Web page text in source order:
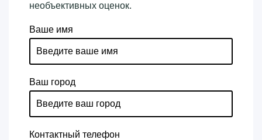
необъективных оценок.
Ваше имя
Ваш город
Контактный телефон